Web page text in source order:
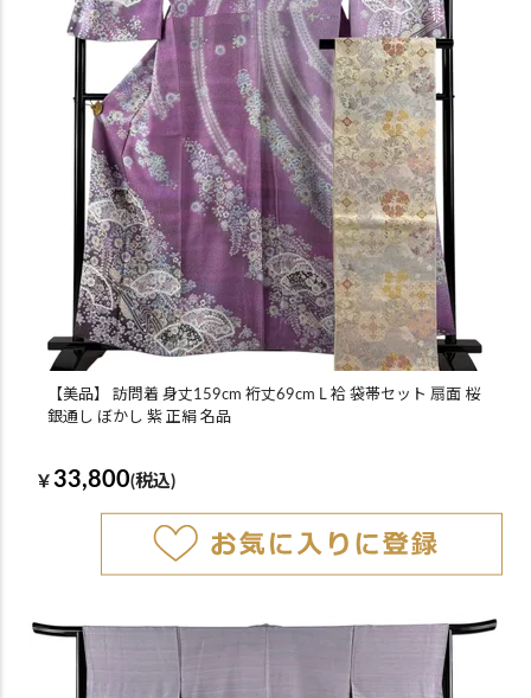
【美品】 訪問着 身丈159cm 裄丈69cm L 袷 袋帯セット 扇面 桜
銀通し ぼかし 紫 正絹 名品
￥ 33,800(税込)